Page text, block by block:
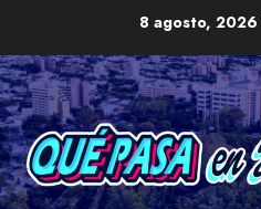
content
8 agosto, 2026